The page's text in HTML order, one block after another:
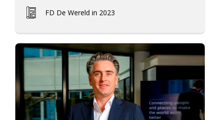
FD De Wereld in 2023